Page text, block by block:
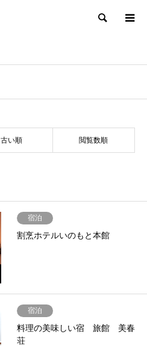
検索
古い順 閲覧数順
宿泊
割烹ホテルいのもと本館
宿泊
料理の美味しい宿 旅館 美春
荘